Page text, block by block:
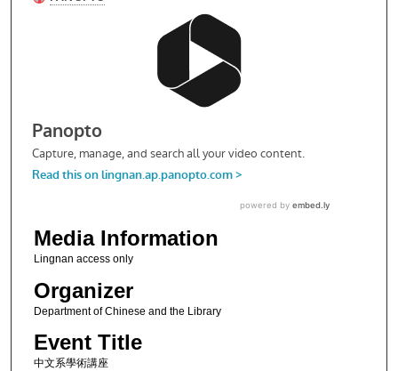
Media Information
Lingnan access only
Organizer
Department of Chinese and the Library
Event Title
中文系學術講座